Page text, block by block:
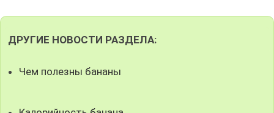
ДРУГИЕ НОВОСТИ РАЗДЕЛА:
Чем полезны бананы